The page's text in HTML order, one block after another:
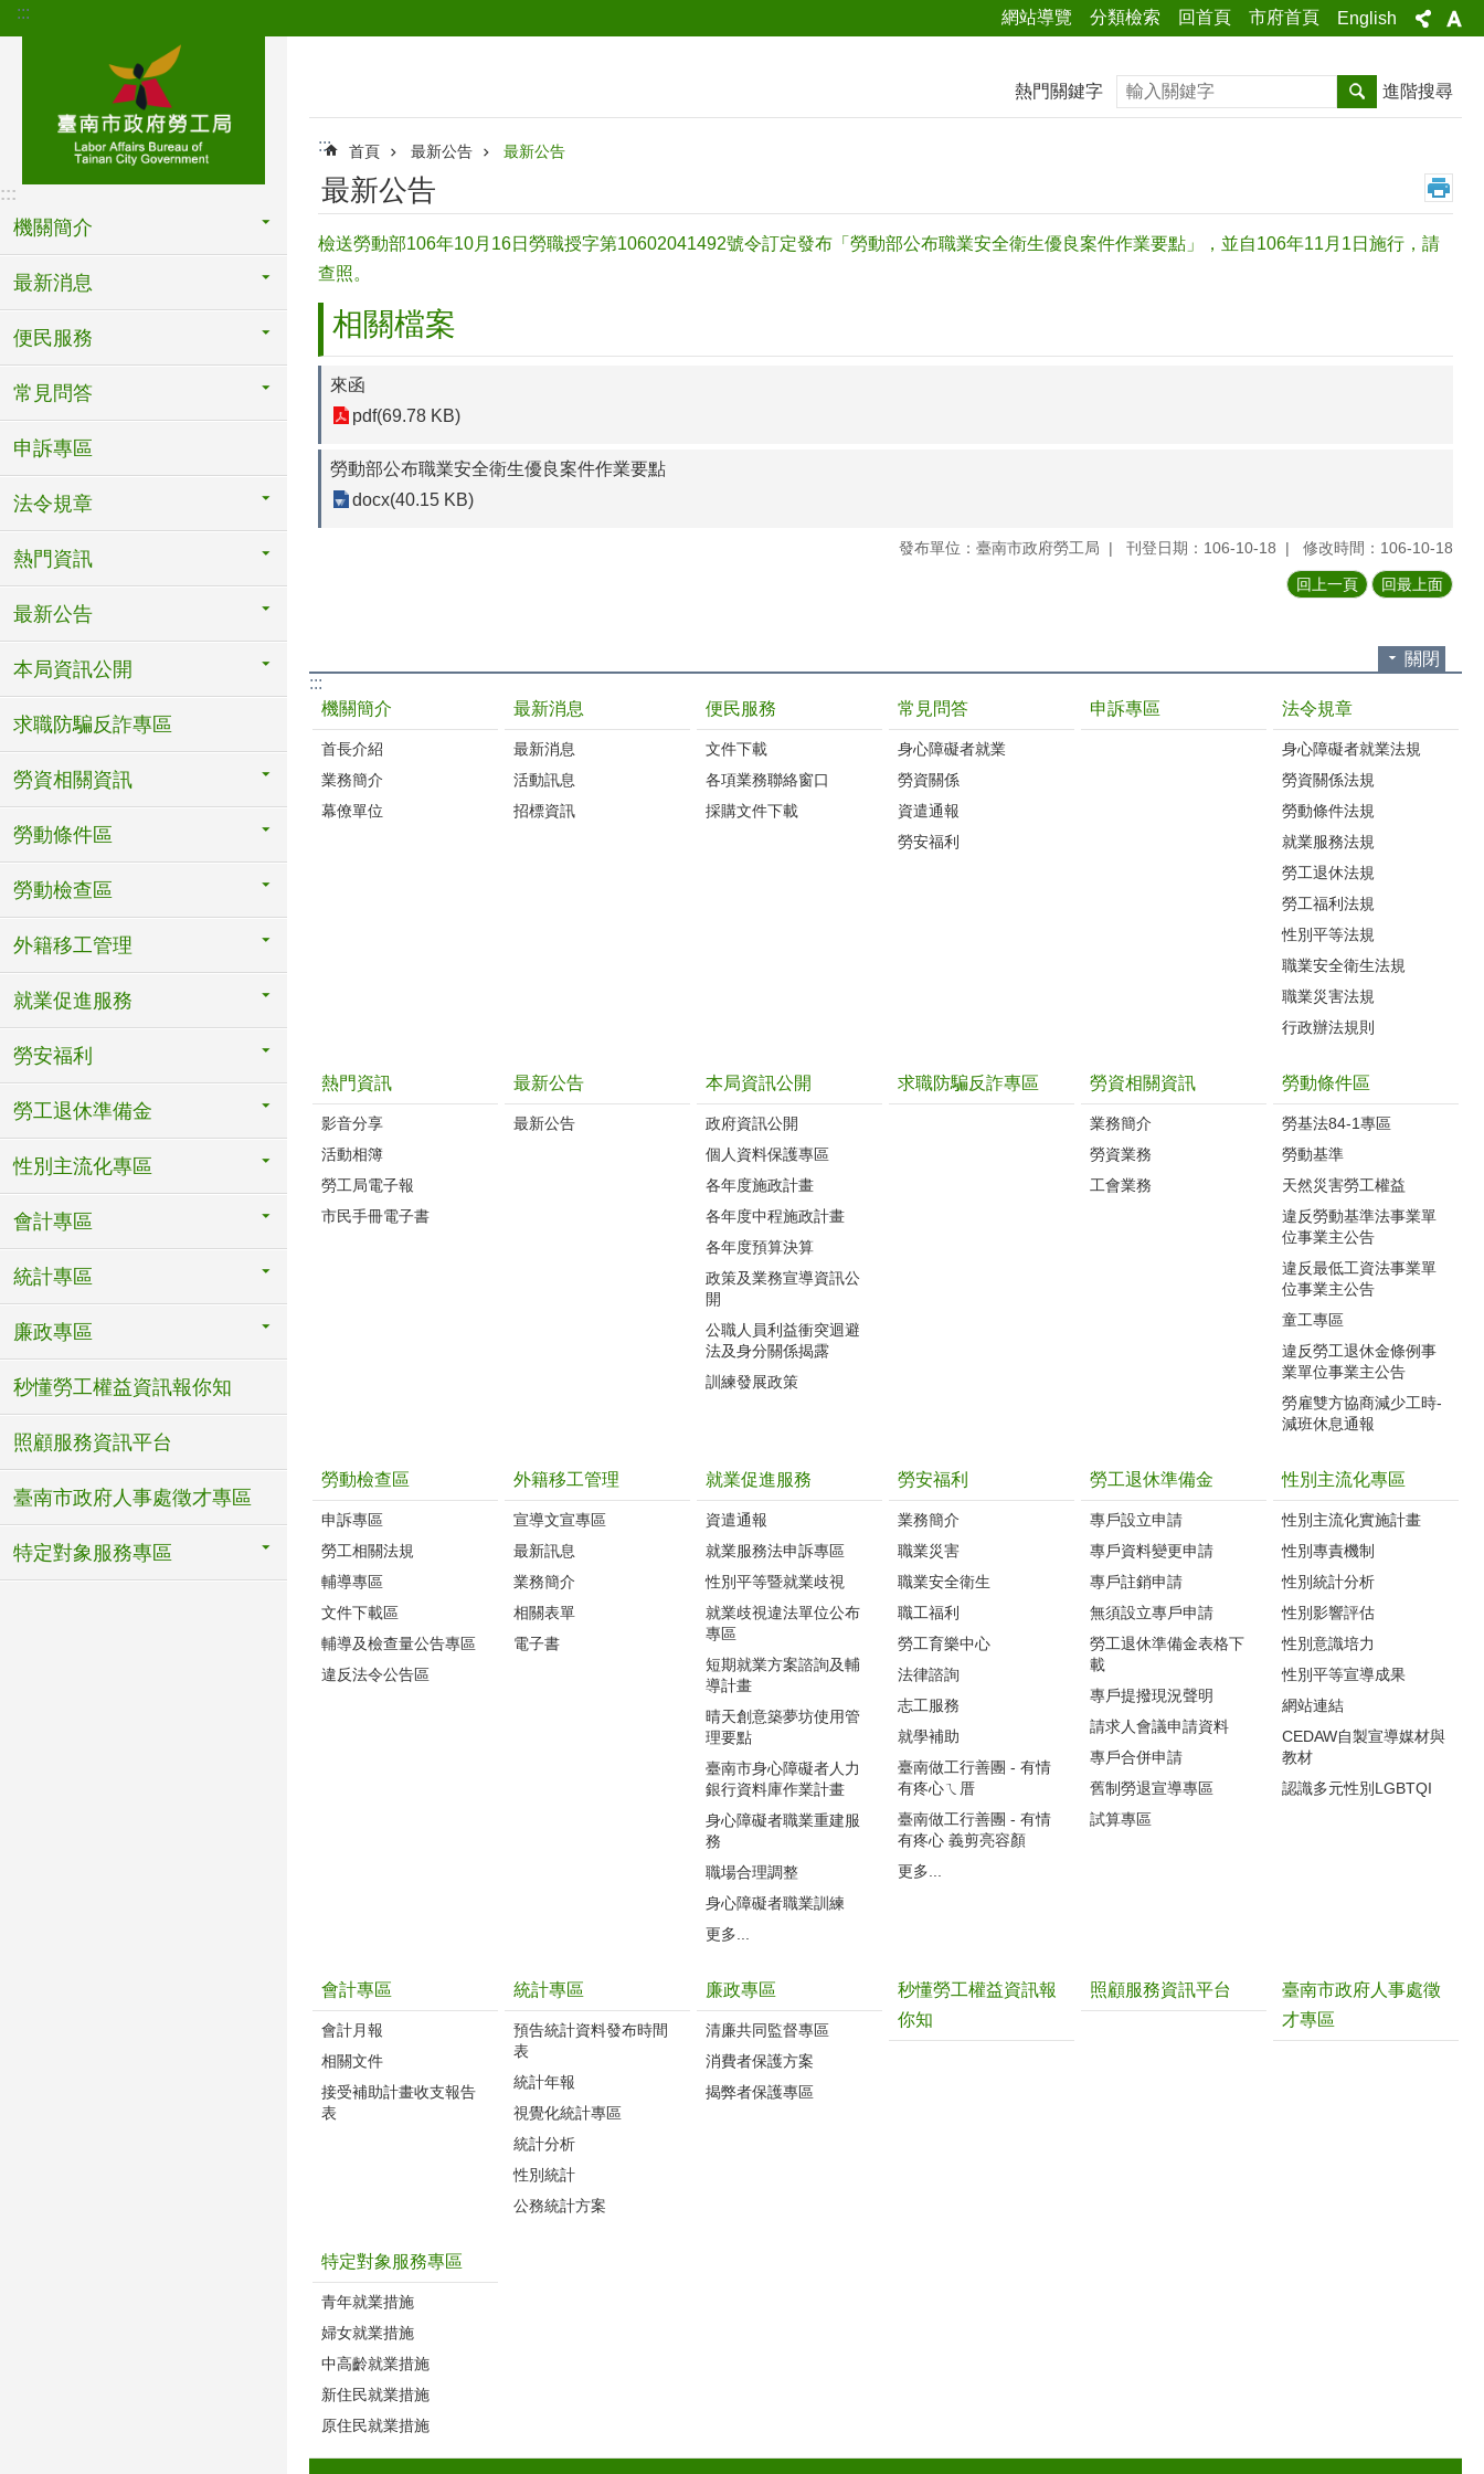
跳到主要內容區塊
::: 網站導覽 分類檢索 回首頁 市府首頁 English
:::
機關簡介
最新消息
便民服務
常見問答
申訴專區
法令規章
熱門資訊
最新公告
本局資訊公開
求職防騙反詐專區
勞資相關資訊
勞動條件區
勞動檢查區
外籍移工管理
就業促進服務
勞安福利
勞工退休準備金
性別主流化專區
會計專區
統計專區
廉政專區
秒懂勞工權益資訊報你知
照顧服務資訊平台
臺南市政府人事處徵才專區
特定對象服務專區
熱門關鍵字 搜尋 進階搜尋
::: 首頁 最新公告 最新公告
最新公告
檢送勞動部106年10月16日勞職授字第10602041492號令訂定發布「勞動部公布職業安全衛生優良案件作業要點」，並自106年11月1日施行，請
查照。
相關檔案
來函
pdf(69.78 KB)
勞動部公布職業安全衛生優良案件作業要點
docx(40.15 KB)
發布單位：臺南市政府勞工局 刊登日期：106-10-18 修改時間：106-10-18
回上一頁 回最上面
關閉
:::
機關簡介
首長介紹
業務簡介
幕僚單位
最新消息
最新消息
活動訊息
招標資訊
便民服務
文件下載
各項業務聯絡窗口
採購文件下載
常見問答
身心障礙者就業
勞資關係
資遣通報
勞安福利
申訴專區 法令規章
身心障礙者就業法規
勞資關係法規
勞動條件法規
就業服務法規
勞工退休法規
勞工福利法規
性別平等法規
職業安全衛生法規
職業災害法規
行政辦法規則
熱門資訊
影音分享
活動相簿
勞工局電子報
市民手冊電子書
最新公告
最新公告
本局資訊公開
政府資訊公開
個人資料保護專區
各年度施政計畫
各年度中程施政計畫
各年度預算決算
政策及業務宣導資訊公
開
公職人員利益衝突迴避
法及身分關係揭露
訓練發展政策
求職防騙反詐專區 勞資相關資訊
業務簡介
勞資業務
工會業務
勞動條件區
勞基法84-1專區
勞動基準
天然災害勞工權益
違反勞動基準法事業單
位事業主公告
違反最低工資法事業單
位事業主公告
童工專區
違反勞工退休金條例事
業單位事業主公告
勞雇雙方協商減少工時-
減班休息通報
勞動檢查區
申訴專區
勞工相關法規
輔導專區
文件下載區
輔導及檢查量公告專區
違反法令公告區
外籍移工管理
宣導文宣專區
最新訊息
業務簡介
相關表單
電子書
就業促進服務
資遣通報
就業服務法申訴專區
性別平等暨就業歧視
就業歧視違法單位公布
專區
短期就業方案諮詢及輔
導計畫
晴天創意築夢坊使用管
理要點
臺南市身心障礙者人力
銀行資料庫作業計畫
身心障礙者職業重建服
務
職場合理調整
身心障礙者職業訓練
更多...
勞安福利
業務簡介
職業災害
職業安全衛生
職工福利
勞工育樂中心
法律諮詢
志工服務
就學補助
臺南做工行善團 - 有情
有疼心ㄟ厝
臺南做工行善團 - 有情
有疼心 義剪亮容顏
更多...
勞工退休準備金
專戶設立申請
專戶資料變更申請
專戶註銷申請
無須設立專戶申請
勞工退休準備金表格下
載
專戶提撥現況聲明
請求人會議申請資料
專戶合併申請
舊制勞退宣導專區
試算專區
性別主流化專區
性別主流化實施計畫
性別專責機制
性別統計分析
性別影響評估
性別意識培力
性別平等宣導成果
網站連結
CEDAW自製宣導媒材與
教材
認識多元性別LGBTQI
會計專區
會計月報
相關文件
接受補助計畫收支報告
表
統計專區
預告統計資料發布時間
表
統計年報
視覺化統計專區
統計分析
性別統計
公務統計方案
廉政專區
清廉共同監督專區
消費者保護方案
揭弊者保護專區
秒懂勞工權益資訊報
你知
照顧服務資訊平台
臺南市政府人事處徵
才專區
特定對象服務專區
青年就業措施
婦女就業措施
中高齡就業措施
新住民就業措施
原住民就業措施